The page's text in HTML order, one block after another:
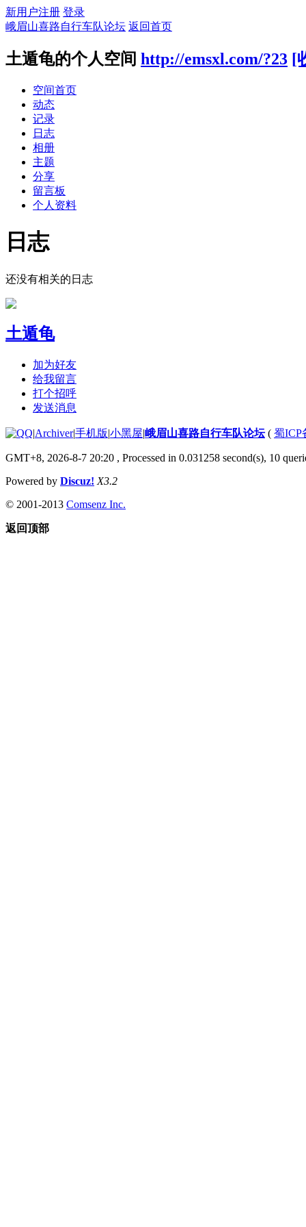
新用户注册 登录
峨眉山喜路自行车队论坛 返回首页
土遁龟的个人空间 http://emsxl.com/?23 [
空间首页
动态
记录
日志
相册
主题
分享
留言板
个人资料
日志
还没有相关的日志
土遁龟
加为好友
给我留言
打个招呼
发送消息
|Archiver|手机版|小黑屋|峨眉山喜路自行车队论坛( 蜀ICP
GMT+8, 2026-8-7 20:20 , Processed in 0.031258 second(s), 10
Powered by Discuz! X3.2
© 2001-2013 Comsenz Inc.
返回顶部